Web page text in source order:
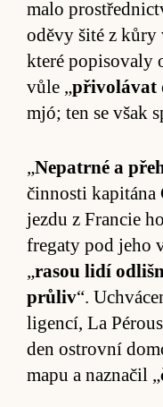
malo
oděvy šité z
které po­pi­sovaly
vůle „při­vo­lávat
mjó; ten se však
„Ne­pa­trné a
činnosti kapi­tána
jezdu z Fran­cie
fregaty pod jeho
„ra­sou lidí
prů­liv“.
ligen­cí, La
den os­t­rovní
mapu a na­zna­čil „